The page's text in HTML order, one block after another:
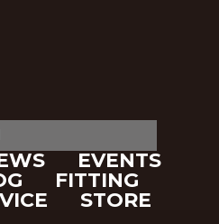
EVENTS
FITTING
STORE